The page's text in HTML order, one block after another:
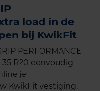
load in de
bij KwikFit
PERFORMANCE
35 R20 eenvoudig
je
KwikFit vestiging.